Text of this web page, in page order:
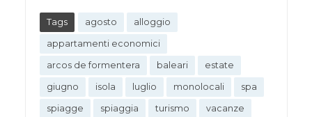
Tags agosto alloggio
appartamenti economici
arcos de formentera baleari estate
giugno isola luglio monolocali spa
spiagge spiaggia turismo vacanze